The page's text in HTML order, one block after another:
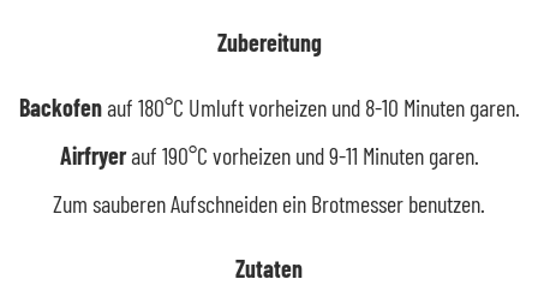
Zubereitung
Backofenauf 180°C Umluft vorheizen und 8-10 Minuten garen.
Airfryerauf 190°C vorheizen und 9-11 Minuten garen.
Zum sauberen Aufschneiden ein Brotmesser benutzen.
Zutaten